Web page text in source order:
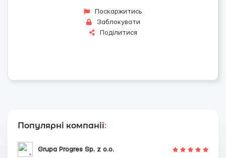
Поскаржитись
Заблокувати
Поділитися
Популярні компанії:
Grupa Progres Sp. z o.o.